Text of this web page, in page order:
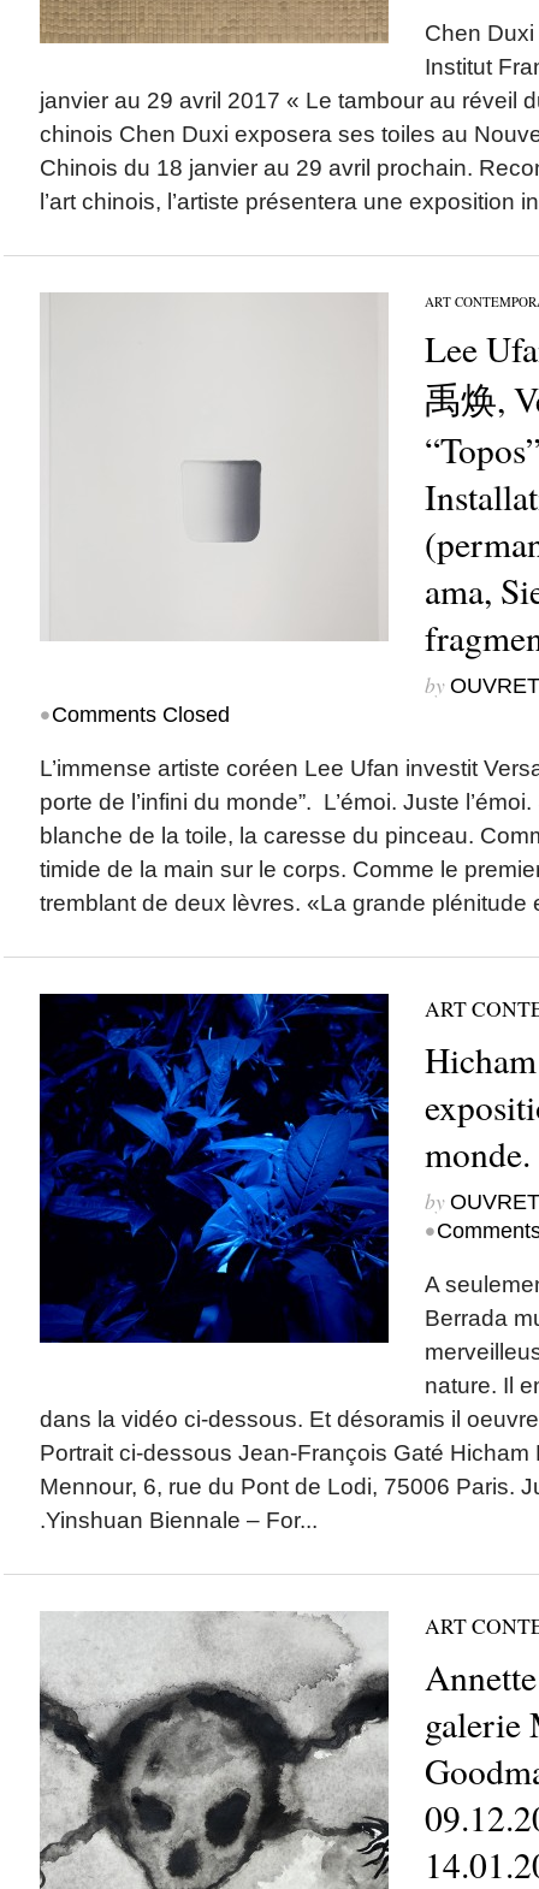
Chen Duxi
Institut
janvier au 29 avril 2017 « Le tambour au réveil
chinois Chen Duxi exposera ses toiles au
Chinois du 18 janvier au 29 avril prochain.
l’art chinois, l’artiste présentera une exposition
ART
Lee
禹焕,
ama,
by
•Comments Closed
L’immense artiste coréen Lee Ufan investit
porte de l’infini du monde”. L’émoi. Juste
blanche de la toile, la caresse du pinceau.
timide de la main sur le corps. Comme le
tremblant de deux lèvres. «La grande plénitude
ART
monde.
by
•
A
Berrada
nature. Il
dans la vidéo ci-dessous. Et désoramis il
Portrait ci-dessous Jean-François Gaté Hicham
Mennour, 6, rue du Pont de Lodi, 75006 Paris.
.Yinshuan Biennale – For...
ART
galerie